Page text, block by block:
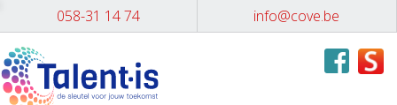
058-31 14 74 info@cove.be